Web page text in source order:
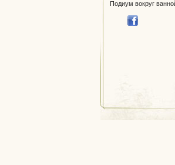
Подиум вокруг